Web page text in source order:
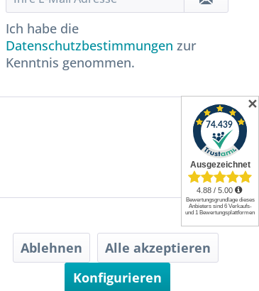
Ich habe die
Datenschutzbestimmungen zur
Kenntnis genommen.
Ablehnen
Alle akzeptieren
Konfigurieren
✕